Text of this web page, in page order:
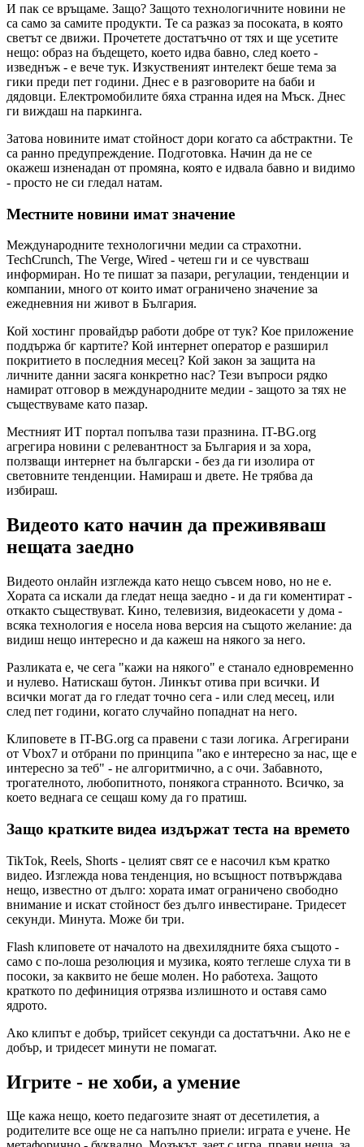
И пак се връщаме. Защо? Защото технологичните новини не
са само за самите продукти. Те са разказ за посоката, в която
светът се движи. Прочетете достатъчно от тях и ще усетите
нещо: образ на бъдещето, което идва бавно, след което -
изведнъж - е вече тук. Изкуственият интелект беше тема за
гики преди пет години. Днес е в разговорите на баби и
дядовци. Електромобилите бяха странна идея на Мъск. Днес
ги виждаш на паркинга.
Затова новините имат стойност дори когато са абстрактни. Те
са ранно предупреждение. Подготовка. Начин да не се
окажеш изненадан от промяна, която е идвала бавно и видимо
- просто не си гледал натам.
Местните новини имат значение
Международните технологични медии са страхотни.
TechCrunch, The Verge, Wired - четеш ги и се чувстваш
информиран. Но те пишат за пазари, регулации, тенденции и
компании, много от които имат ограничено значение за
ежедневния ни живот в България.
Кой хостинг провайдър работи добре от тук? Кое приложение
поддържа бг картите? Кой интернет оператор е разширил
покритието в последния месец? Кой закон за защита на
личните данни засяга конкретно нас? Тези въпроси рядко
намират отговор в международните медии - защото за тях не
съществуваме като пазар.
Местният ИТ портал попълва тази празнина. IT-BG.org
агрегира новини с релевантност за България и за хора,
ползващи интернет на български - без да ги изолира от
световните тенденции. Намираш и двете. Не трябва да
избираш.
Видеото като начин да преживяваш
нещата заедно
Видеото онлайн изглежда като нещо съвсем ново, но не е.
Хората са искали да гледат неща заедно - и да ги коментират -
откакто съществуват. Кино, телевизия, видеокасети у дома -
всяка технология е носела нова версия на същото желание: да
видиш нещо интересно и да кажеш на някого за него.
Разликата е, че сега "кажи на някого" е станало едновременно
и нулево. Натискаш бутон. Линкът отива при всички. И
всички могат да го гледат точно сега - или след месец, или
след пет години, когато случайно попаднат на него.
Клиповете в IT-BG.org са правени с тази логика. Агрегирани
от Vbox7 и отбрани по принципа "ако е интересно за нас, ще е
интересно за теб" - не алгоритмично, а с очи. Забавното,
трогателното, любопитното, понякога странното. Всичко, за
което веднага се сещаш кому да го пратиш.
Защо кратките видеа издържат теста на времето
TikTok, Reels, Shorts - целият свят се е насочил към кратко
видео. Изглежда нова тенденция, но всъщност потвърждава
нещо, известно от дълго: хората имат ограничено свободно
внимание и искат стойност без дълго инвестиране. Тридесет
секунди. Минута. Може би три.
Flash клиповете от началото на двехилядните бяха същото -
само с по-лоша резолюция и музика, която теглеше слуха ти в
посоки, за каквито не беше молен. Но работеха. Защото
краткото по дефиниция отрязва излишното и оставя само
ядрото.
Ако клипът е добър, трийсет секунди са достатъчни. Ако не е
добър, и тридесет минути не помагат.
Игрите - не хоби, а умение
Ще кажа нещо, което педагозите знаят от десетилетия, а
родителите все още не са напълно приели: играта е учене. Не